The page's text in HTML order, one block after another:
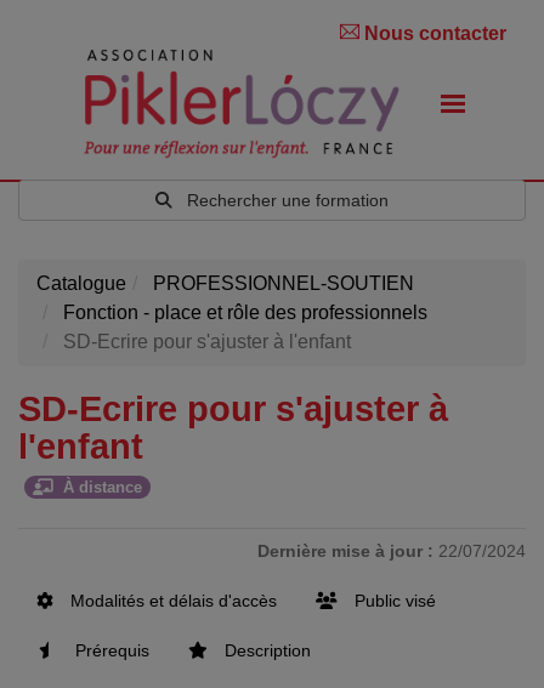
Nous contacter
Rechercher une formation
Catalogue
PROFESSIONNEL-SOUTIEN
Fonction - place et rôle des professionnels
SD-Ecrire pour s'ajuster à l'enfant
SD-Ecrire pour s'ajuster à
l'enfant
À distance
Dernière mise à jour : 22/07/2024
Modalités et délais d'accès Public visé
Prérequis Description